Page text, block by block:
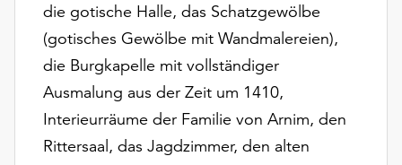
dem
Impressum
die gotische Halle, das Schatzgewölbe
(gotisches Gewölbe mit Wandmalereien),
die Burgkapelle mit vollständiger
Ausmalung aus der Zeit um 1410,
Interieurräume der Familie von Arnim, den
Rittersaal, das Jagdzimmer, den alten